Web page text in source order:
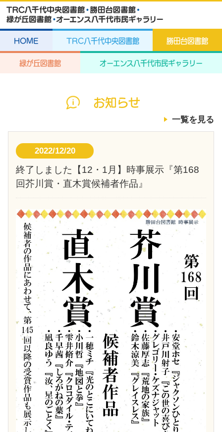
HOME TRC八千代中央図書館 勝田台図書館
緑が丘図書館 オーエンス八千代市民ギャラリー
お知らせ
一覧を見る
2022/12/20
終了しました【12・1月】時事展示『第168
回芥川賞・直木賞候補者作品』